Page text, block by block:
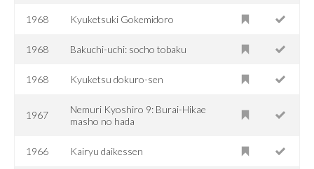
1968 Kyuketsuki Gokemidoro
1968 Bakuchi-uchi: socho tobaku
1968 Kyuketsu dokuro-sen
1967
Nemuri Kyoshiro 9: Burai-Hikae
masho no hada
1966 Kairyu daikessen